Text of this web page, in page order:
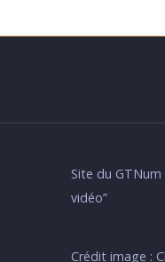
Site du
vidéo”
Crédit image :